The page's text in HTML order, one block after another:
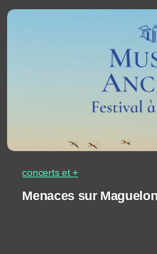
concerts et +
Menaces sur